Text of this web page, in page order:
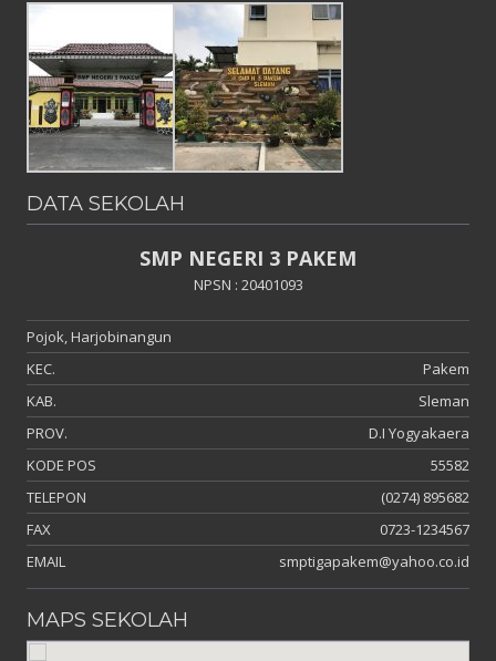
DATA SEKOLAH
SMP NEGERI 3 PAKEM
NPSN : 20401093
Pojok, Harjobinangun
KEC.
Pakem
KAB.
Sleman
PROV.
D.I Yogyakaera
KODE POS
55582
TELEPON
(0274) 895682
FAX
0723-1234567
EMAIL
smptigapakem@yahoo.co.id
MAPS SEKOLAH